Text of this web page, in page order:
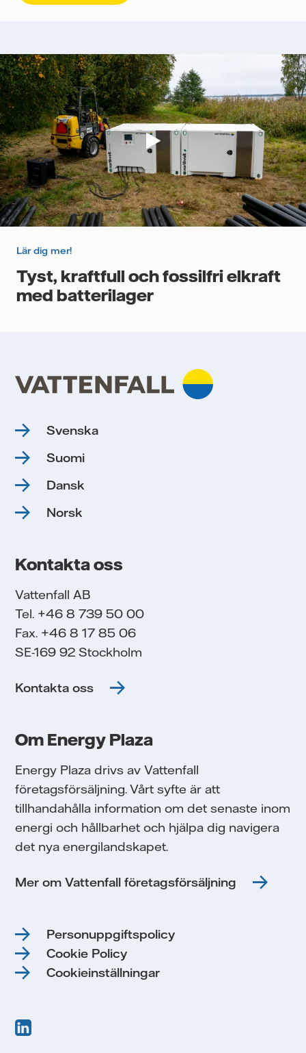
Lär dig mer!
Tyst, kraftfull och fossilfri elkraft
med batterilager
Svenska
Suomi
Dansk
Norsk
Kontakta oss
Vattenfall AB
Tel. +46 8 739 50 00
Fax. +46 8 17 85 06
SE-169 92 Stockholm
Kontakta oss
Om Energy Plaza
Energy Plaza drivs av Vattenfall
företagsförsäljning. Vårt syfte är att
tillhandahålla information om det senaste inom
energi och hållbarhet och hjälpa dig navigera
det nya energilandskapet.
Mer om Vattenfall företagsförsäljning
Personuppgiftspolicy
Cookie Policy
Cookieinställningar